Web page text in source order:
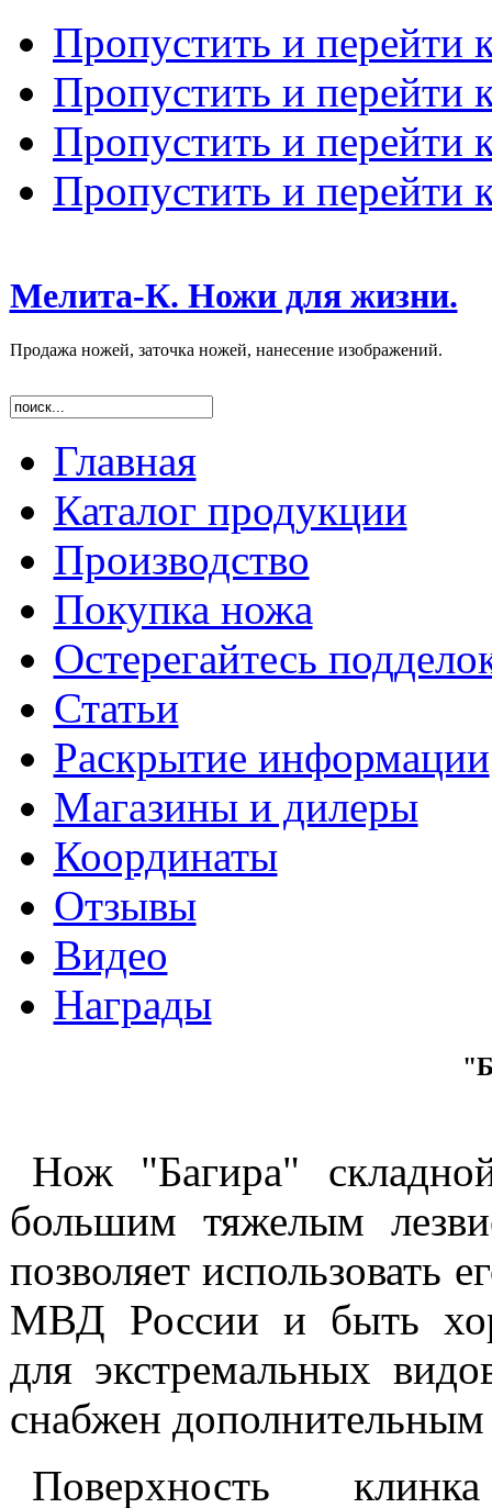
Пропустить и перейти
Пропустить и перейти
Пропустить и перейти
Пропустить и перейти
Мелита-К. Ножи для жизни.
Продажа ножей, заточка ножей, нанесение изображений.
Главная
Каталог продукции
Производство
Покупка ножа
Остерегайтесь
Статьи
Раскрытие информации
Магазины и дилеры
Координаты
Отзывы
Видео
Награды
Нож "Багира"
большим тяжелым
позволяет использовать
МВД России и быть
для экстремальных
снабжен
Поверхность